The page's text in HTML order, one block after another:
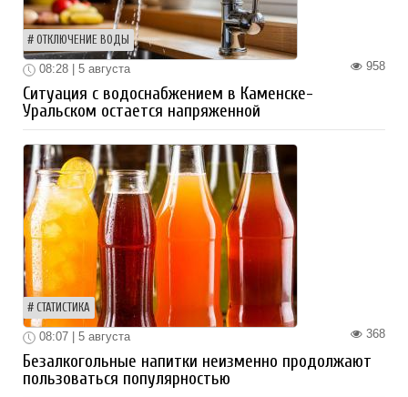
ОТКЛЮЧЕНИЕ ВОДЫ
958
08:28 | 5 августа
Ситуация с водоснабжением в Каменске-
Уральском остается напряженной
СТАТИСТИКА
368
08:07 | 5 августа
Безалкогольные напитки неизменно продолжают
пользоваться популярностью